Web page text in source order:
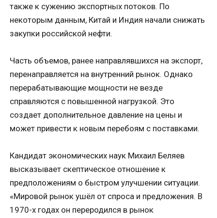
также к сужению экспортных потоков. По
некоторым данным, Китай и Индия начали снижать
закупки российской нефти.
Часть объемов, ранее направлявшихся на экспорт,
перенаправляется на внутренний рынок. Однако
перерабатывающие мощности не везде
справляются с повышенной нагрузкой. Это
создает дополнительное давление на цены и
может привести к новым перебоям с поставками.
Кандидат экономических наук Михаил Беляев
высказывает скептическое отношение к
предположениям о быстром улучшении ситуации.
«Мировой рынок ушёл от спроса и предложения. В
1970-х годах он переродился в рынок